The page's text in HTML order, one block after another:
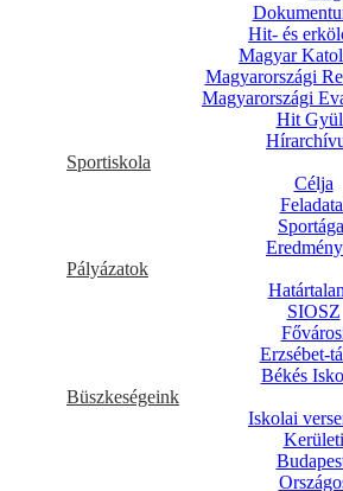
Hit- és
Magyar
Magyarországi
Magyarországi
Hit
Sportiskola
Célja
Pályázatok
SIOSZ
Erzsébet-
Békés
Büszkeségeink
Iskolai
Kerületi